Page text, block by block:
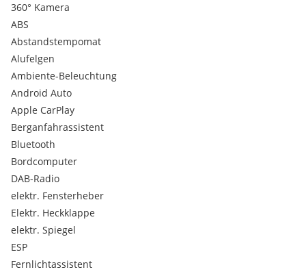
360° Kamera
ABS
Abstandstempomat
Alufelgen
Ambiente-Beleuchtung
Android Auto
Apple CarPlay
Berganfahrassistent
Bluetooth
Bordcomputer
DAB-Radio
elektr. Fensterheber
Elektr. Heckklappe
elektr. Spiegel
ESP
Fernlichtassistent